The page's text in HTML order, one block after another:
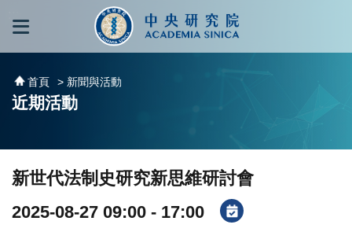
跳到主要內容區塊
首頁 > 新聞與活動
近期活動
新世代法制史研究新思維研討會
2025-08-27 09:00 - 17:00